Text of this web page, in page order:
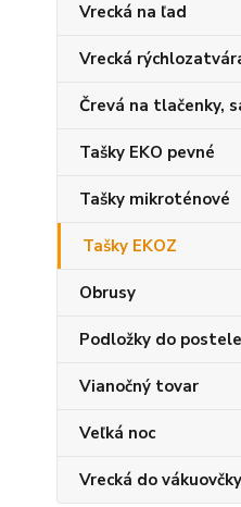
Vrecká na ľad
Vrecká
Črevá na tlačenky,
Tašky EKO pevné
Tašky mikroténové
Tašky EKOZ
Obrusy
Podložky do postele
Vianočný tovar
Veľká noc
Vrecká do vákuovčky